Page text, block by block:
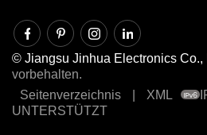
© Jiangsu Jinhua Electronics Co.,
vorbehalten.
Seitenverzeichnis
XML
UNTERSTÜTZT